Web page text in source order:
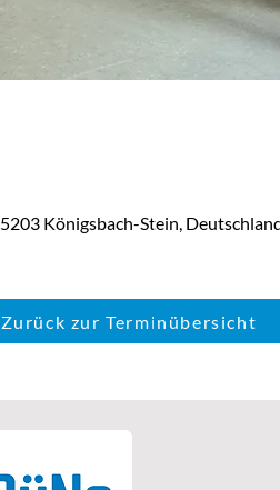
Königsbach-Stein,
Zurück zur Terminübersicht